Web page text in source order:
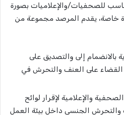
للصحفيات/والإعلاميات بصورة
خاصة، يقدم المرصد مجموعة من
بالانضمام إلى والتصديق على
رقم 190 بشأن القضاء على العنف والتحرش في
والإعلامية لإقرار لوائح
والتحرش الجنسي داخل بيئة العمل